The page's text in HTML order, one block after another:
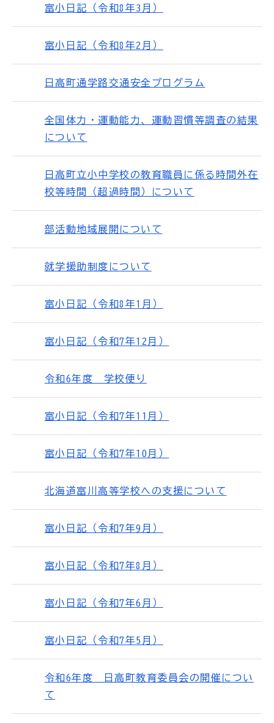
富小日記（令和8年3月）
富小日記（令和8年2月）
日高町通学路交通安全プログラム
全国体力・運動能力、運動習慣等調査の結果
について
日高町立小中学校の教育職員に係る時間外在
校等時間（超過時間）について
部活動地域展開について
就学援助制度について
富小日記（令和8年1月）
富小日記（令和7年12月）
令和6年度 学校便り
富小日記（令和7年11月）
富小日記（令和7年10月）
北海道富川高等学校への支援について
富小日記（令和7年9月）
富小日記（令和7年8月）
富小日記（令和7年6月）
富小日記（令和7年5月）
令和6年度 日高町教育委員会の開催につい
て